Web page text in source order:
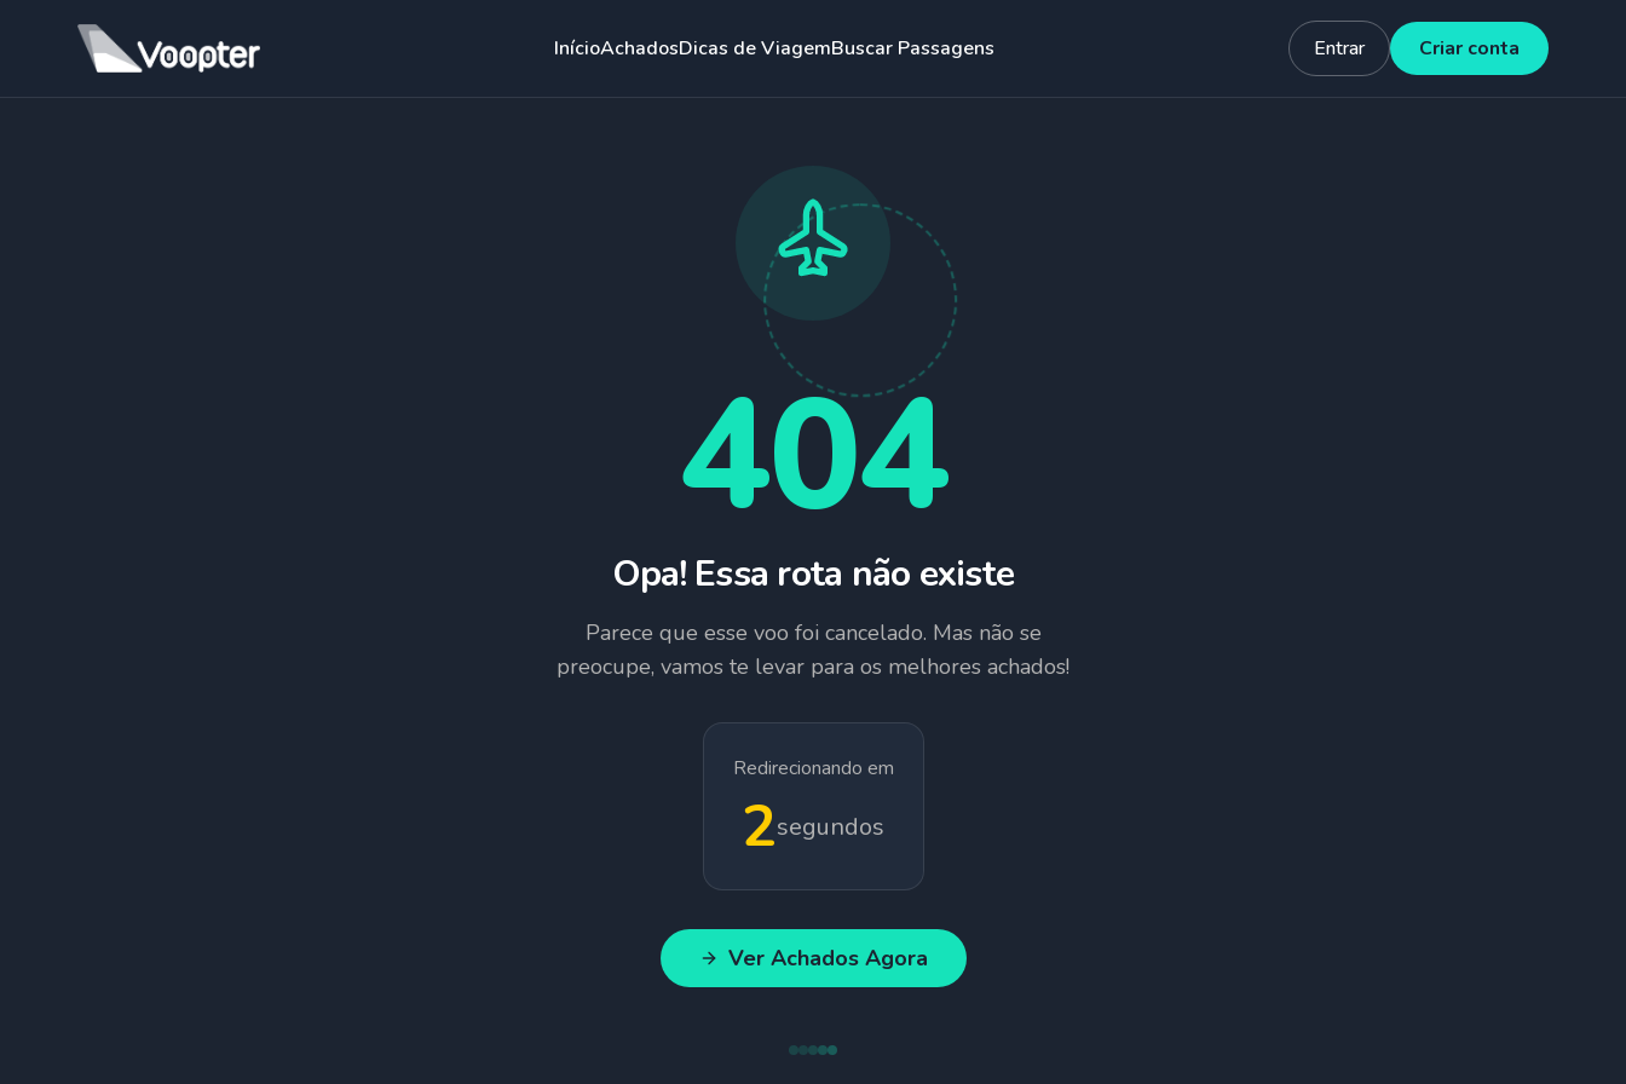
InícioAchadosDicas de ViagemBuscar Passagens Entrar Criar conta
404
Opa! Essa rota não existe
Parece que esse voo foi cancelado. Mas não se
preocupe, vamos te levar para os melhores achados!
Redirecionando em
1segundos
Ver Achados Agora